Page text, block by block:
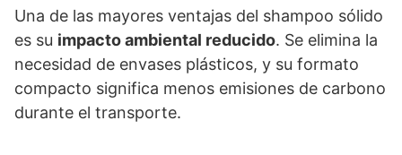
Una de las mayores ventajas del shampoo sólido
es su impacto ambiental reducido. Se elimina la
necesidad de envases plásticos, y su formato
compacto significa menos emisiones de carbono
durante el transporte.